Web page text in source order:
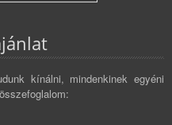
kínálni, mindenkinek egyéni